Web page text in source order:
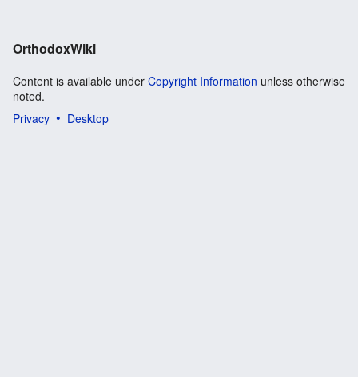
OrthodoxWiki
Content is available under Copyright Information unless otherwise
noted.
Privacy
Desktop